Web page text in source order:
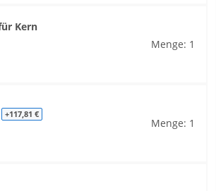
Kern
Menge: 1
+117,81 €
Menge: 1